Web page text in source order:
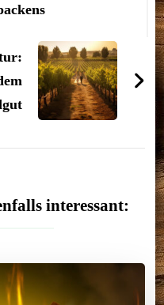
interessant: